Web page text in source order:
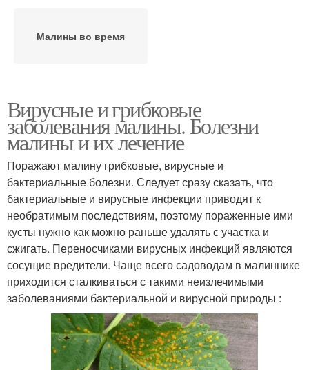
Малины во время
Вирусные и грибковые
заболевания малины. Болезни
малины и их лечение
Поражают малину грибковые, вирусные и
бактериальные болезни. Следует сразу сказать, что
бактериальные и вирусные инфекции приводят к
необратимым последствиям, поэтому пораженные ими
кусты нужно как можно раньше удалять с участка и
сжигать. Переносчиками вирусных инфекций являются
сосущие вредители. Чаще всего садоводам в малиннике
приходится сталкиваться с такими неизлечимыми
заболеваниями бактериальной и вирусной природы :